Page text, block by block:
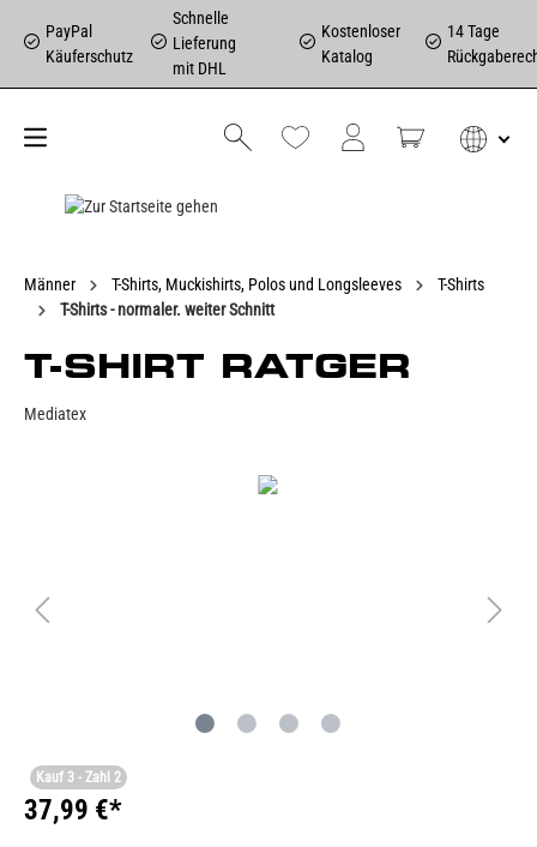
PayPal
Käuferschutz
Schnelle
Lieferung
mit DHL
Kostenloser
Katalog
14 Tage
Männer T-Shirts, Muckishirts, Polos und Longsleeves
T-Shirts
T-Shirts - normaler. weiter Schnitt
T-SHIRT RATGER
Mediatex
Kauf 3 - Zahl 2
37,99 €*